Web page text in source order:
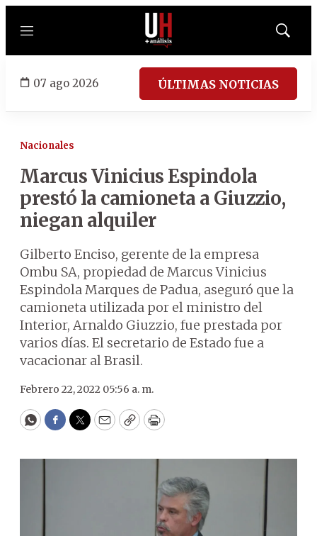
Menú
Mostrar
07 ago 2026 ÚLTIMAS NOTICIAS
Nacionales
Marcus Vinicius Espindola
prestó la camioneta a Giuzzio,
niegan alquiler
Gilberto Enciso, gerente de la empresa
Ombu SA, propiedad de Marcus Vinicius
Espindola Marques de Padua, aseguró que la
camioneta utilizada por el ministro del
Interior, Arnaldo Giuzzio, fue prestada por
varios días. El secretario de Estado fue a
vacacionar al Brasil.
Febrero 22, 2022 05:56 a. m.
WhatsApp
Facebook
Twitter
EmailCopyPrint